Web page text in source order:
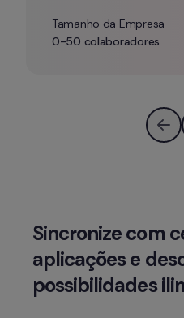
Tamanho da Empresa
0-50 colaboradores
Sincronize com
aplicações e